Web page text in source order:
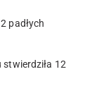
padłych
12